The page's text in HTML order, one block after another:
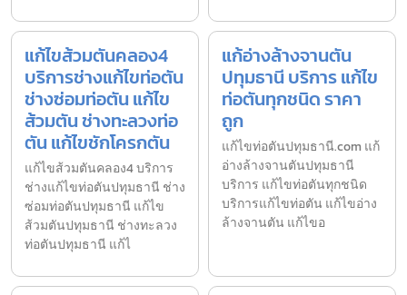
แก้ไขส้วมตันคลอง4
บริการช่างแก้ไขท่อตัน
ช่างซ่อมท่อตัน แก้ไข
ส้วมตัน ช่างทะลวงท่อ
ตัน แก้ไขชักโครกตัน
แก้ไขส้วมตันคลอง4 บริการ
ช่างแก้ไขท่อตันปทุมธานี ช่าง
ซ่อมท่อตันปทุมธานี แก้ไข
ส้วมตันปทุมธานี ช่างทะลวง
ท่อตันปทุมธานี แก้ไ
แก้อ่างล้างจานตัน
ปทุมธานี บริการ แก้ไข
ท่อตันทุกชนิด ราคา
ถูก
แก้ไขท่อตันปทุมธานี.com แก้
อ่างล้างจานตันปทุมธานี
บริการ แก้ไขท่อตันทุกชนิด
บริการแก้ไขท่อตัน แก้ไขอ่าง
ล้างจานตัน แก้ไขอ